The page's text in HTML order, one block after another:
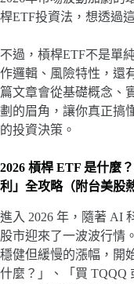
桿ETF投資法，想透過
不過，槓桿ETF不是單
作邏輯、風險特性，還
篇文章會從基礎概念、
劃的眉角，讓你真正搞
的投資決策。
2026 槓桿 ETF 是什麼
利」全攻略（附台美股
進入 2026 年，隨著 AI
股市迎來了一波波行情
穩健但緩慢的漲幅，開
什麼？」、「買 TQQQ